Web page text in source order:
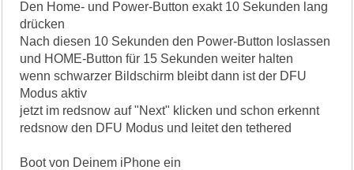
Den Home- und Power-Button exakt 10 Sekunden lang
drücken
Nach diesen 10 Sekunden den Power-Button loslassen
und HOME-Button für 15 Sekunden weiter halten
wenn schwarzer Bildschirm bleibt dann ist der DFU
Modus aktiv
jetzt im redsnow auf "Next" klicken und schon erkennt
redsnow den DFU Modus und leitet den tethered
Boot von Deinem iPhone ein